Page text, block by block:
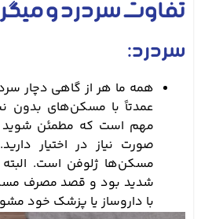
تفاوت سردرد و
سردرد:
همه ما هر از گاهی دچار
عمدتاً با مسکن‌های بدون
مهم است که مطمئن شوید
صورت نیاز در اختیار
مسکن‌ها ژلوفن است. البته
شدید بود و قصد مصرف مسکن
با داروساز یا پزشک خود